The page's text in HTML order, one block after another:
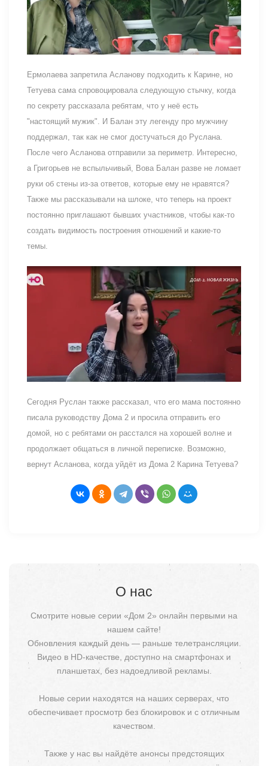
Ермолаева запретила Асланову подходить к Карине, но
Тетуева сама спровоцировала следующую стычку, когда
по секрету рассказала ребятам, что у неё есть
"настоящий мужик". И Балан эту легенду про мужчину
поддержал, так как не смог достучаться до Руслана.
После чего Асланова отправили за периметр. Интересно,
а Григорьев не вспыльчивый, Вова Балан разве не ломает
руки об стены из-за ответов, которые ему не нравятся?
Также мы рассказывали на шлоке, что теперь на проект
постоянно приглашают бывших участников, чтобы как-то
создать видимость построения отношений и какие-то
темы.
Сегодня Руслан также рассказал, что его мама постоянно
писала руководству Дома 2 и просила отправить его
домой, но с ребятами он расстался на хорошей волне и
продолжает общаться в личной переписке. Возможно,
вернут Асланова, когда уйдёт из Дома 2 Карина Тетуева?
О нас
Смотрите новые серии «Дом 2» онлайн первыми на
нашем сайте!
Обновления каждый день — раньше телетрансляции.
Видео в HD-качестве, доступно на смартфонах и
планшетах, без надоедливой рекламы.
Новые серии находятся на наших серверах, что
обеспечивает просмотр без блокировок и с отличным
качеством.
Также у нас вы найдёте анонсы предстоящих